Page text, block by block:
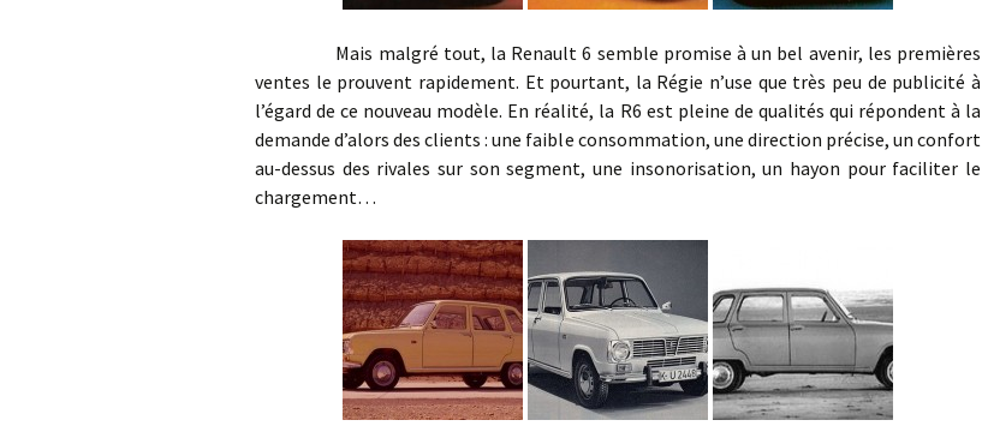
Mais malgré tout, la Renault 6 semble promise à un bel avenir, les premières
ventes le prouvent rapidement. Et pourtant, la Régie n’use que très peu de publicité à
l’égard de ce nouveau modèle. En réalité, la R6 est pleine de qualités qui répondent à la
demande d’alors des clients : une faible consommation, une direction précise, un confort
au-dessus des rivales sur son segment, une insonorisation, un hayon pour faciliter le
chargement…